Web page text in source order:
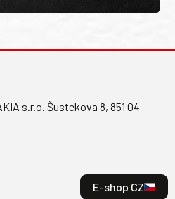
s.r.o. Šustekova 8, 851 04
E-shop CZ